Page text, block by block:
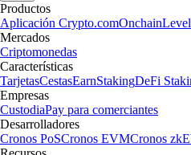
Productos
Aplicación Crypto.comOnchain
Mercados
Criptomonedas
Características
TarjetasCestasEarnStakingDeFi
Empresas
CustodiaPay para comerciantes
Desarrolladores
Cronos PoSCronos EVMCronos